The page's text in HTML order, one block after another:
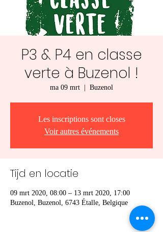
P3 & P4 en classe
verte à Buzenol !
ma 09 mrt Buzenol
Les inscriptions sont closes
Voir autres événements
Tijd en locatie
09 mrt 2020, 08:00 – 13 mrt 2020, 17:00
Buzenol, Buzenol, 6743 Étalle, Belgique